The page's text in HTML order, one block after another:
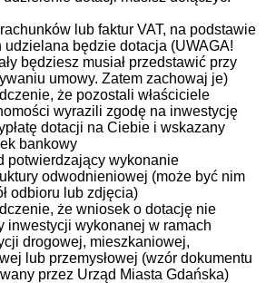
lub faktur VAT, na podstawie
udzielana będzie dotacja (UWAGA!
będziesz musiał przedstawić przy
umowy. Zatem zachowaj je)
że pozostali właściciele
wyrazili zgodę na inwestycję
dotacji na Ciebie i wskazany
bankowy
potwierdzający wykonanie
odwodnieniowej (może być nim
odbioru lub zdjęcia)
że wniosek o dotację nie
inwestycji wykonanej w ramach
drogowej, mieszkaniowej,
lub przemysłowej (wzór dokumentu
przez Urząd Miasta Gdańska)